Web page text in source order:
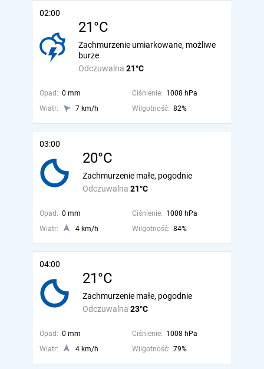
02:00
21°C
Odczuwalna 21°C
Zachmurzenie umiarkowane, możliwe
burze
Opad: 0 mm Ciśnienie: 1008 hPa
Wiatr:
7 km/h Wilgotność: 82%
03:00
20°C
Odczuwalna 21°C
Zachmurzenie małe, pogodnie
Opad: 0 mm Ciśnienie: 1008 hPa
Wiatr:
4 km/h Wilgotność: 84%
04:00
21°C
Odczuwalna 23°C
Zachmurzenie małe, pogodnie
Opad: 0 mm Ciśnienie: 1008 hPa
Wiatr:
4 km/h Wilgotność: 79%